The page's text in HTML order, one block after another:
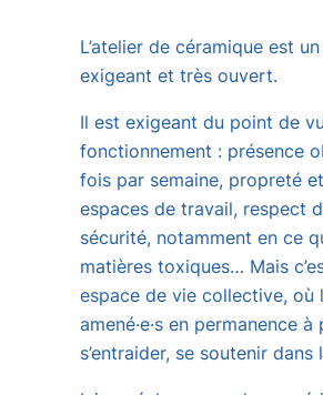
L’atelier de céramique est
exigeant et très ouvert.
Il est exigeant du point de
fonctionnement : présence
fois par semaine, propreté
espaces de travail, respect
sécurité, notamment en ce
matières toxiques… Mais
espace de vie collective, où
amené·e·s en permanence
s’entraider, se soutenir dans